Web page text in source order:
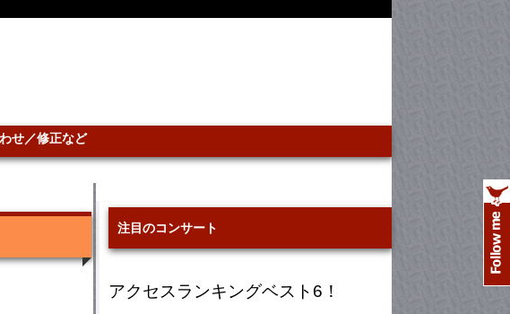
せ／修正など
注目のコンサート
アクセスランキングベスト6！